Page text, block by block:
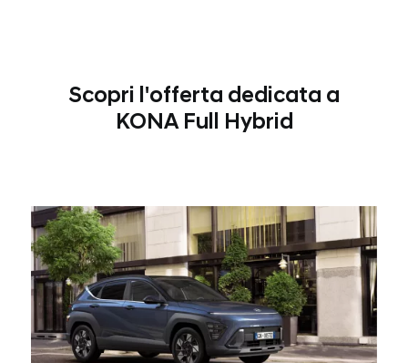
Scopri l'offerta dedicata a
KONA Full Hybrid